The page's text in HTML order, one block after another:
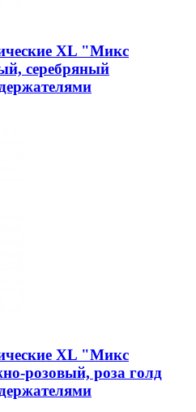
XL "Микс
серебряный
XL "Микс
розовый, роза голд